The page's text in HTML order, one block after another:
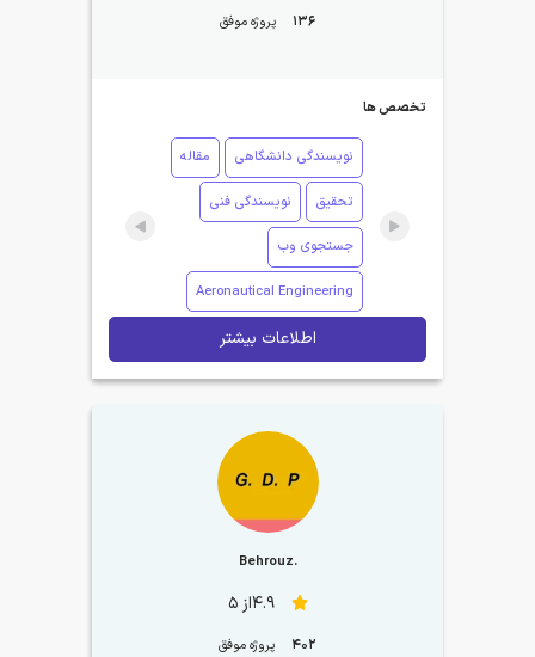
136 پروژه موفق
تخصص ها
نویسندگی دانشگاهی مقاله
تحقیق نویسندگی فنی
جستجوی وب
Aeronautical Engineering
اطلاعات بیشتر
.Behrouz
4.9از 5
402 پروژه موفق